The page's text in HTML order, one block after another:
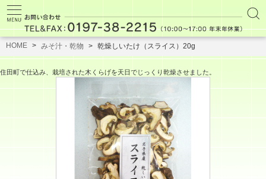
HOME みそ汁・乾物 乾燥しいたけ（スライス）20g
住田町で仕込み、栽培された木くらげを天日でじっくり乾燥させました。